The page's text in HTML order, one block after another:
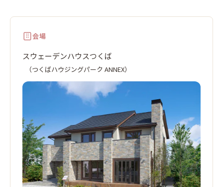
会場
スウェーデンハウスつくば
（つくばハウジングパーク ANNEX）